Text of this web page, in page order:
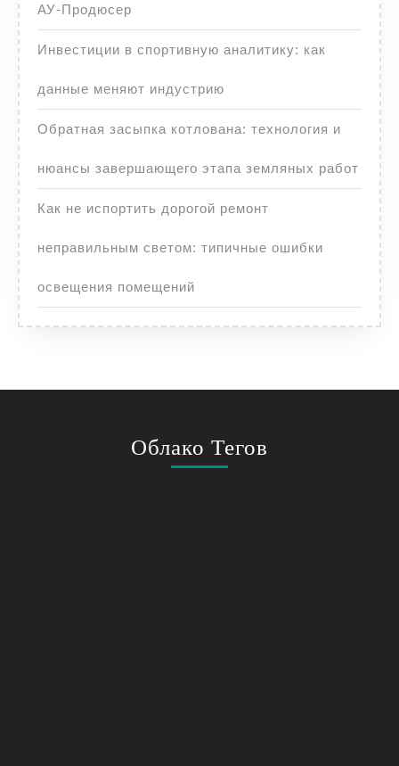
АУ-Продюсер
Инвестиции в спортивную аналитику: как
данные меняют индустрию
Обратная засыпка котлована: технология и
нюансы завершающего этапа земляных работ
Как не испортить дорогой ремонт
неправильным светом: типичные ошибки
освещения помещений
Облако Тегов